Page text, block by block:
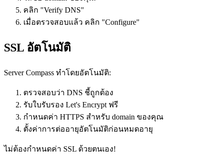
คลิก "Verify DNS"
เมื่อตรวจสอบแล้ว คลิก "Configure"
SSL อัตโนมัติ
Server Compass ทำโดยอัตโนมัติ:
ตรวจสอบว่า DNS ชี้ถูกต้อง
รับใบรับรอง Let's Encrypt ฟรี
กำหนดค่า HTTPS สำหรับ domain ของคุณ
ตั้งค่าการต่ออายุอัตโนมัติก่อนหมดอายุ
ไม่ต้องกำหนดค่า SSL ด้วยตนเอง!